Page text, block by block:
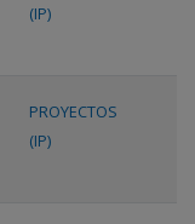
(IP)
PROYECTOS
(IP)